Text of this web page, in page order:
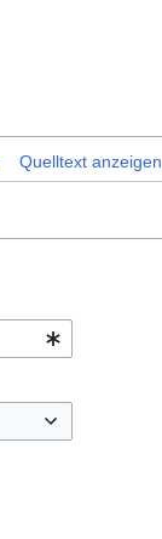
Quelltext anzeigen